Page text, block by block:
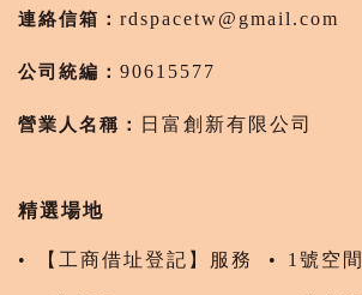
連絡信箱： rdspacetw@gmail.com
公司統編： 90615577
營業人名稱： 日富創新有限公司
精選場地
【工商借址登記】服務 1號空間